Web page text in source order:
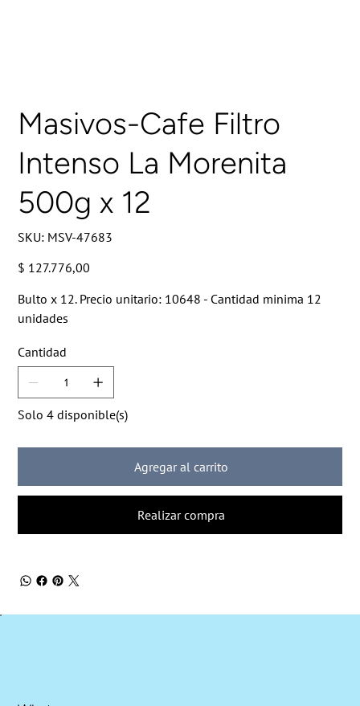
Masivos-Cafe Filtro
Intenso La Morenita
500g x 12
SKU: SKU
MSV-
MSV-47683
Precio
$ 127.776,00
Bulto x 12. Precio unitario: 10648 - Cantidad minima 12
unidades
Cantidad
Solo 4 disponible(s)
Agregar al carrito
Realizar compra